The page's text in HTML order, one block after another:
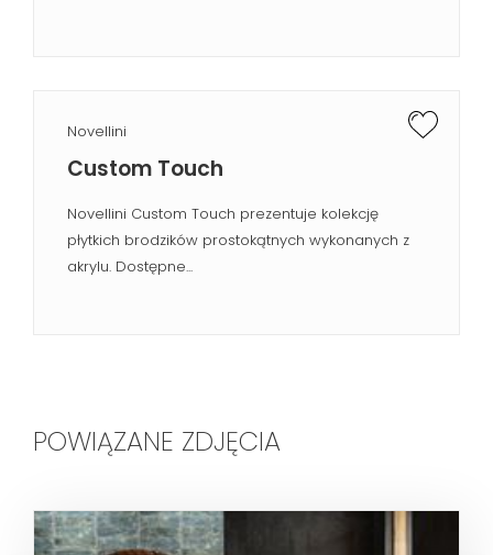
Novellini
Custom Touch
Novellini Custom Touch prezentuje kolekcję
płytkich brodzików prostokątnych wykonanych z
akrylu. Dostępne...
POWIĄZANE ZDJĘCIA